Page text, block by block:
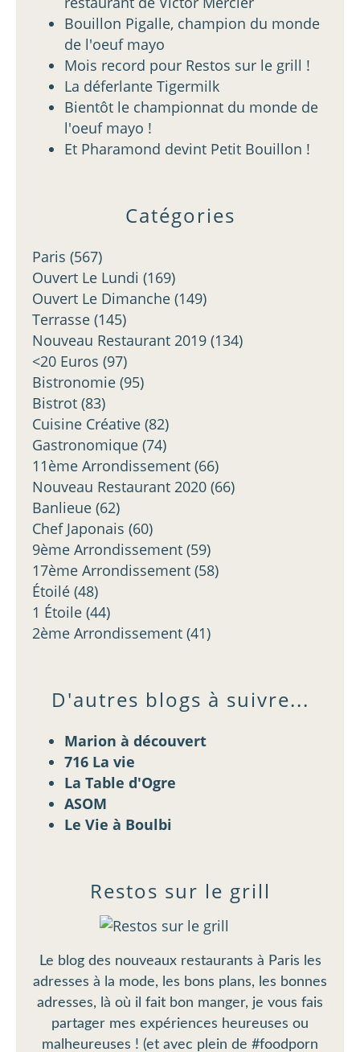
Catégories
Paris (567)
Ouvert Le Lundi (169)
Ouvert Le Dimanche (149)
Terrasse (145)
Nouveau Restaurant 2019 (134)
<20 Euros (97)
Bistronomie (95)
Bistrot (83)
Cuisine Créative (82)
Gastronomique (74)
11ème Arrondissement (66)
Nouveau Restaurant 2020 (66)
Banlieue (62)
Chef Japonais (60)
9ème Arrondissement (59)
17ème Arrondissement (58)
Étoilé (48)
1 Étoile (44)
2ème Arrondissement (41)
Restos sur le grill
Le blog des nouveaux restaurants à Paris les
adresses à la mode, les bons plans, les bonnes
adresses, là où il fait bon manger, je vous fais
partager mes expériences heureuses ou
malheureuses ! (et avec plein de #foodporn
D'autres blogs à suivre...
Marion à découvert
716 La vie
La Table d'Ogre
ASOM
Le Vie à Boulbi
Bouillon Pigalle, champion du monde
de l'oeuf mayo
Mois record pour Restos sur le grill !
La déferlante Tigermilk
Bientôt le championnat du monde de
l'oeuf mayo !
Et Pharamond devint Petit Bouillon !